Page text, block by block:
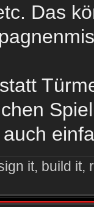
Das
it, build it,